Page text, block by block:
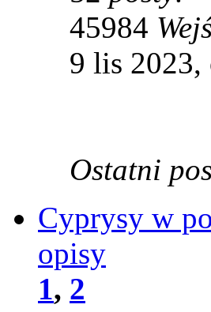
45984
9 lis 2023,
Ostatni
Cyprysy w
opisy
1, 2